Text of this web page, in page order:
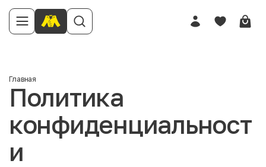
Главная
Политика
конфиденциальност
и